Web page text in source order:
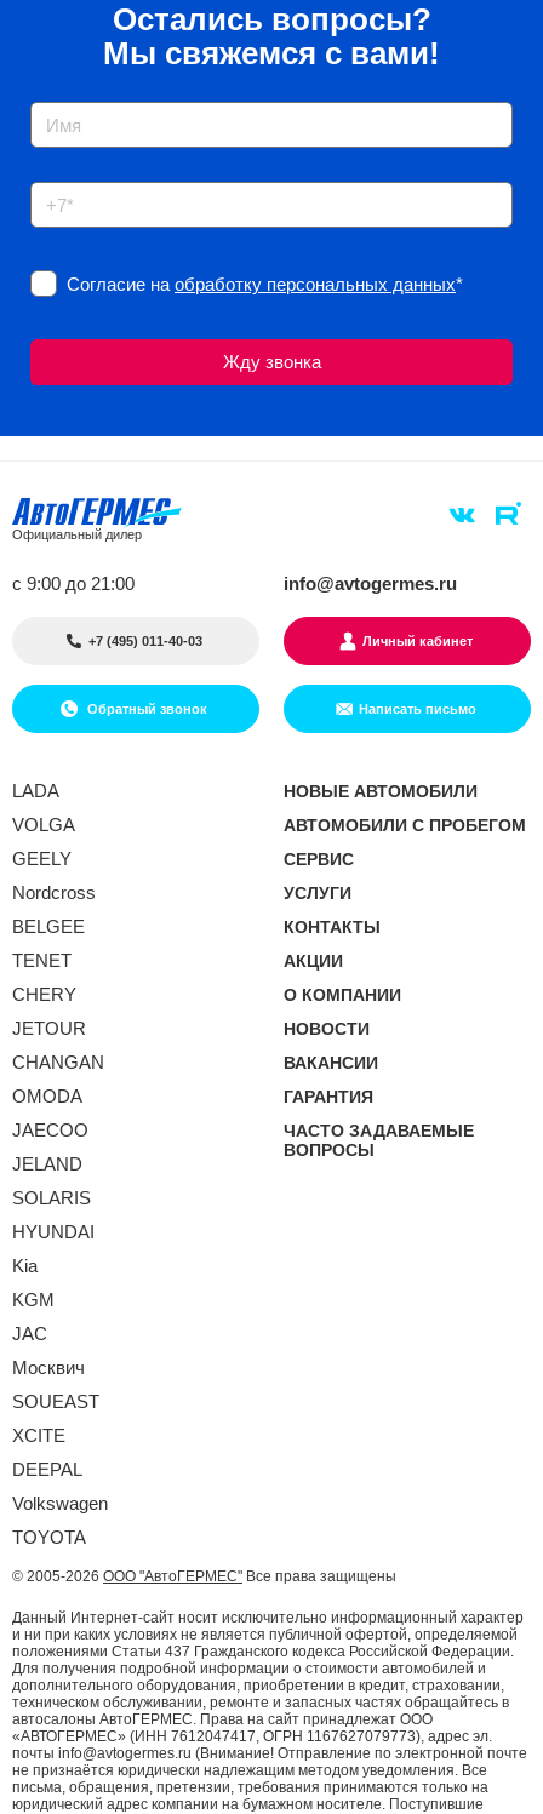
Остались вопросы?
Мы свяжемся с вами!
Согласие на обработку персональных данных*
Официальный дилер
с 9:00 до 21:00 info@avtogermes.ru
+7 (495) 011-40-03 Личный кабинет
Обратный звонок Написать письмо
LADA
VOLGA
GEELY
Nordcross
BELGEE
TENET
CHERY
JETOUR
CHANGAN
OMODA
JAECOO
JELAND
SOLARIS
HYUNDAI
Kia
KGM
JAC
Москвич
SOUEAST
XCITE
DEEPAL
Volkswagen
TOYOTA
НОВЫЕ АВТОМОБИЛИ
АВТОМОБИЛИ С ПРОБЕГОМ
СЕРВИС
УСЛУГИ
КОНТАКТЫ
АКЦИИ
О КОМПАНИИ
НОВОСТИ
ВАКАНСИИ
ГАРАНТИЯ
ЧАСТО ЗАДАВАЕМЫЕ
ВОПРОСЫ
© 2005-2026 ООО "АвтоГЕРМЕС" Все права защищены
Данный Интернет-сайт носит исключительно информационный характер
и ни при каких условиях не является публичной офертой, определяемой
положениями Статьи 437 Гражданского кодекса Российской Федерации.
Для получения подробной информации о стоимости автомобилей и
дополнительного оборудования, приобретении в кредит, страховании,
техническом обслуживании, ремонте и запасных частях обращайтесь в
автосалоны АвтоГЕРМЕС. Права на сайт принадлежат ООО
«АВТОГЕРМЕС» (ИНН 7612047417, ОГРН 1167627079773), адрес эл.
почты info@avtogermes.ru (Внимание! Отправление по электронной почте
не признаётся юридически надлежащим методом уведомления. Все
письма, обращения, претензии, требования принимаются только на
юридический адрес компании на бумажном носителе. Поступившие